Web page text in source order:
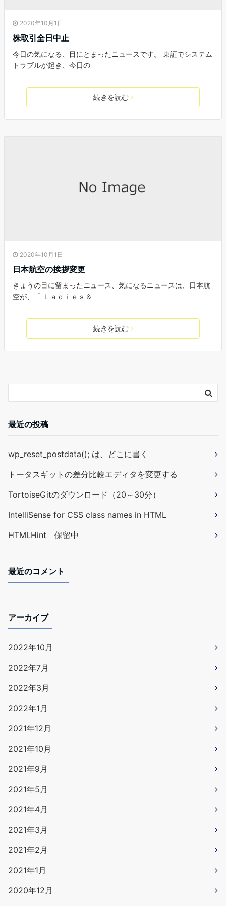
2020年10月1日
株取引全日中止
今日の気になる、目にとまったニュースです。 東証でシステム
トラブルが起き、今日の
続きを読む
2020年10月1日
日本航空の挨拶変更
きょうの目に留まったニュース、気になるニュースは、日本航
空が、「 Ｌａｄｉｅｓ＆
続きを読む
最近の投稿
wp_reset_postdata(); は、どこに書く
トータスギットの差分比較エディタを変更する
TortoiseGitのダウンロード（20～30分）
IntelliSense for CSS class names in HTML
HTMLHint 保留中
最近のコメント
アーカイブ
2022年10月
2022年7月
2022年3月
2022年1月
2021年12月
2021年10月
2021年9月
2021年5月
2021年4月
2021年3月
2021年2月
2021年1月
2020年12月